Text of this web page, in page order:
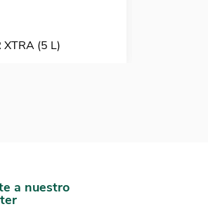
XTRA (5 L)
a nuestro